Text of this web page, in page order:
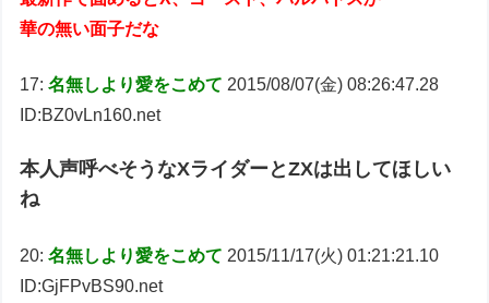
華の無い面子だな
17:名無しより愛をこめて 2015/08/07(金) 08:26:47.28
ID:BZ0vLn160.net
本人声呼べそうなXライダーとZXは出してほしい
ね
20:名無しより愛をこめて 2015/11/17(火) 01:21:21.10
ID:GjFPvBS90.net